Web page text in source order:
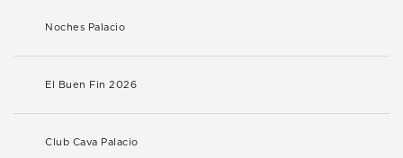
Noches Palacio
El Buen Fin 2026
Club Cava Palacio